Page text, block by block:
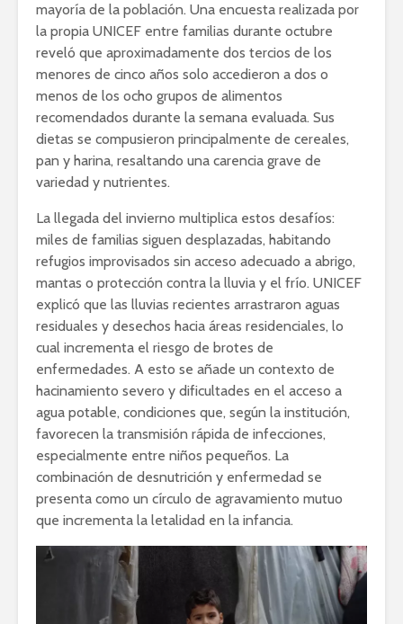
mayoría de la población. Una encuesta realizada por
la propia UNICEF entre familias durante octubre
reveló que aproximadamente dos tercios de los
menores de cinco años solo accedieron a dos o
menos de los ocho grupos de alimentos
recomendados durante la semana evaluada. Sus
dietas se compusieron principalmente de cereales,
pan y harina, resaltando una carencia grave de
variedad y nutrientes.
La llegada del invierno multiplica estos desafíos:
miles de familias siguen desplazadas, habitando
refugios improvisados sin acceso adecuado a abrigo,
mantas o protección contra la lluvia y el frío. UNICEF
explicó que las lluvias recientes arrastraron aguas
residuales y desechos hacia áreas residenciales, lo
cual incrementa el riesgo de brotes de
enfermedades. A esto se añade un contexto de
hacinamiento severo y dificultades en el acceso a
agua potable, condiciones que, según la institución,
favorecen la transmisión rápida de infecciones,
especialmente entre niños pequeños. La
combinación de desnutrición y enfermedad se
presenta como un círculo de agravamiento mutuo
que incrementa la letalidad en la infancia.